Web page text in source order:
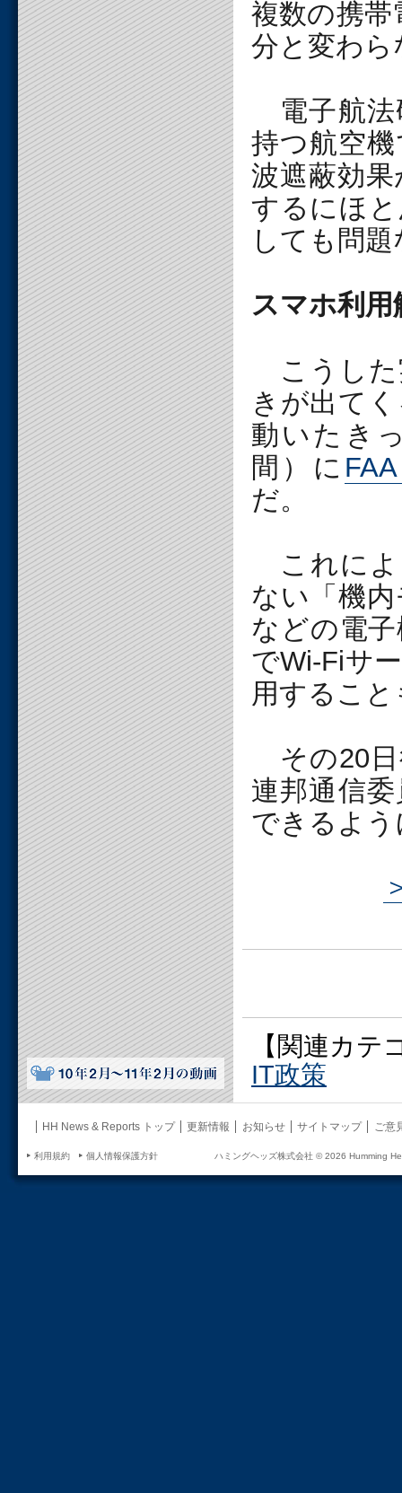
複数の携帯
分と変わ
電子航法
持つ航空
波遮蔽効
するにほ
しても問
スマホ利
こうした
きが出て
動いたき
間）に
だ。
これによ
ない「機
などの電
でWi-Fiサ
用するこ
その20日
連邦通信
できるよ
【関連カテ
IT政策
HH News & Reports トップ 更新情報 お知らせ サイトマップ ご意
利用規約 個人情報保護方針 ハミングヘッズ株式会社 ©2026 Humming